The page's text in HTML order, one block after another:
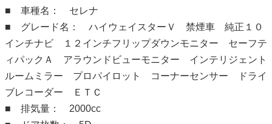
■ 車種名： セレナ
■ グレード名： ハイウェイスターＶ 禁煙車 純正１０
インチナビ １２インチフリップダウンモニター セーフテ
ィパックＡ アラウンドビューモニター インテリジェント
ルームミラー プロパイロット コーナーセンサー ドライ
ブレコーダー ＥＴＣ
■ 排気量： 2000cc